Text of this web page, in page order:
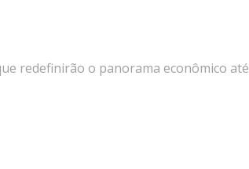
redefinirão o panorama econômico até